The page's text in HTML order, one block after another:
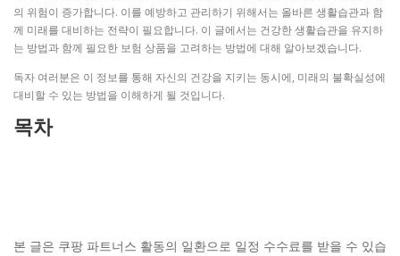
의 위험이 증가합니다. 이를 예방하고 관리하기 위해서는 올바른 생활습관과 함
께 미래를 대비하는 전략이 필요합니다. 이 글에서는 건강한 생활습관을 유지하
는 방법과 함께 필요한 보험 상품을 고려하는 방법에 대해 알아보겠습니다.
독자 여러분은 이 정보를 통해 자신의 건강을 지키는 동시에, 미래의 불확실성에
대비할 수 있는 방법을 이해하게 될 것입니다.
목차
본 글은 쿠팡 파트너스 활동의 일환으로 일정 수수료를 받을 수 있습